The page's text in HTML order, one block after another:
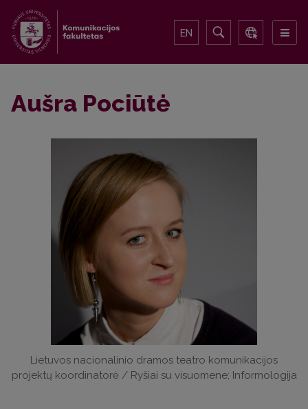
EN
Aušra Pociūtė
Lietuvos nacionalinio dramos teatro komunikacijos
projektų koordinatorė / Ryšiai su visuomene; Informologija